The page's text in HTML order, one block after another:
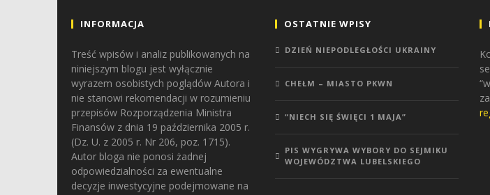
INFORMACJA
Treść wpisów i analiz publikowanych na
niniejszym blogu jest wyłącznie
wyrazem osobistych poglądów Autora i
nie stanowi rekomendacji w rozumieniu
przepisów Rozporządzenia Ministra
Finansów z dnia 19 października 2005 r.
(Dz. U. z 2005 r. Nr 206, poz. 1715).
Autor bloga nie ponosi żadnej
odpowiedzialności za ewentualne
decyzje inwestycyjne podejmowane na
OSTATNIE WPISY
DZIEŃ NIEPODLEGŁOŚCI UKRAINY
CHEŁM – MIASTO PKWN
“NIECH SIĘ ŚWIĘCI 1 MAJA”
PIS WYGRYWA WYBORY DO SEJMIKU
WOJEWÓDZTWA LUBELSKIEGO